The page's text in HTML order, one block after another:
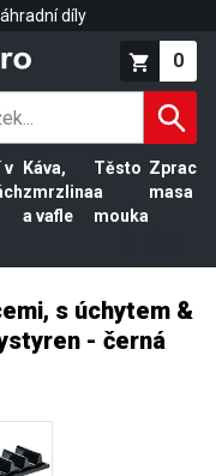
díly
0
v
Káva,
zmrzlina
a vafle
Těsto
a
mouka
masa
s úchytem &
- černá